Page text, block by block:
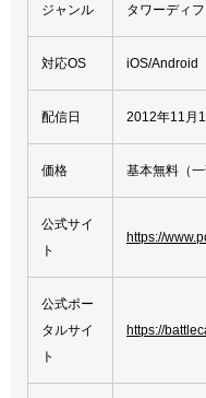
ジャンル タワーディ
対応OS iOS/Android
配信日 2012年11月
価格 基本無料（一
公式サイ
ト
https://
公式ポー
タルサイ
ト
https://